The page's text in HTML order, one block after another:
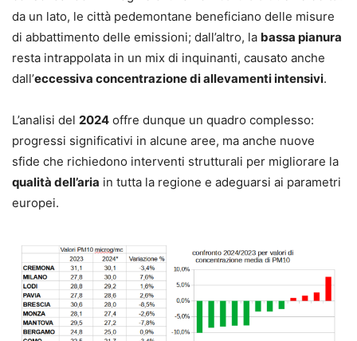
da un lato, le città pedemontane beneficiano delle misure
di abbattimento delle emissioni; dall’altro, la bassa pianura
resta intrappolata in un mix di inquinanti, causato anche
dall’eccessiva concentrazione di allevamenti intensivi.
L’analisi del 2024 offre dunque un quadro complesso:
progressi significativi in alcune aree, ma anche nuove
sfide che richiedono interventi strutturali per migliorare la
qualità dell’aria in tutta la regione e adeguarsi ai parametri
europei.